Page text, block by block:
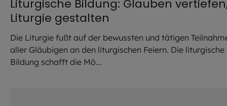
Liturgische Bildung: Glauben
Liturgie gestalten
Die Liturgie fußt auf der bewussten und tätigen
aller Gläubigen an den liturgischen Feiern. Die liturgische
Bildung schafft die Mö...